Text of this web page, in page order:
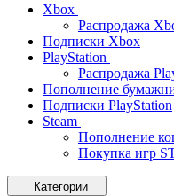
Xbox
Распродажа
Подписки Xbox
PlayStation
Распродажа
Пополнение
Подписки PlayStation
Steam
Пополнение
Покупка игр
Категории